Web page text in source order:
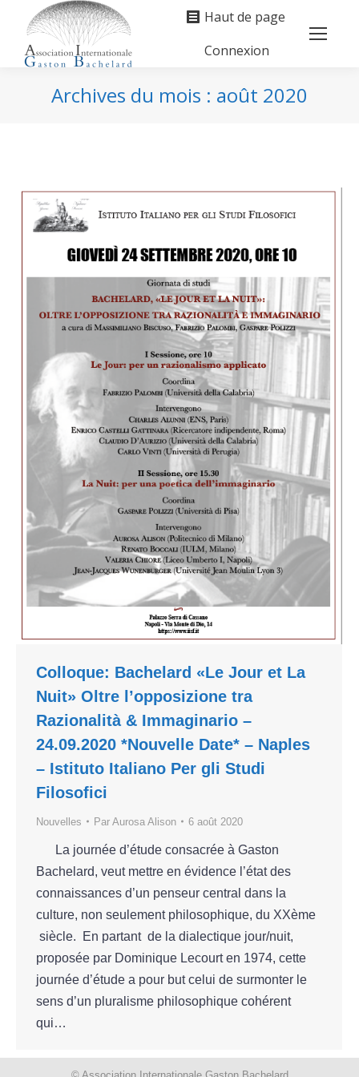
Haut de page
Connexion
Archives du mois : août 2020
Colloque: Bachelard «Le Jour et La
Nuit» Oltre l’opposizione tra
Razionalità & Immaginario –
24.09.2020 *Nouvelle Date* – Naples
– Istituto Italiano Per gli Studi
Filosofici
Nouvelles Par Aurosa Alison 6 août 2020
La journée d’étude consacrée à Gaston
Bachelard, veut mettre en évidence l’état des
connaissances d’un penseur central dans la
culture, non seulement philosophique, du XXème
siècle. En partant de la dialectique jour/nuit,
proposée par Dominique Lecourt en 1974, cette
journée d’étude a pour but celui de surmonter le
sens d’un pluralisme philosophique cohérent
qui…